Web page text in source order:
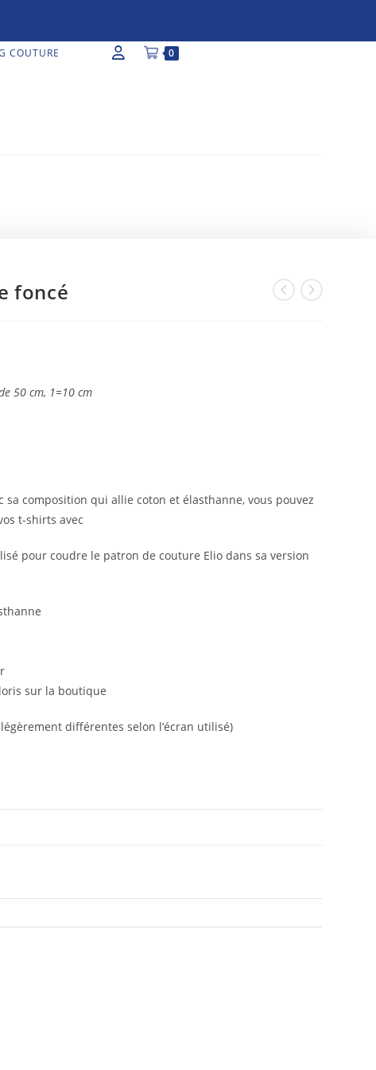
COUTURE 0
foncé
50 cm, 1=10 cm
composition qui allie coton et élasthanne, vous pouvez
t-shirts avec
pour coudre le patron de couture Elio dans sa version
sur la boutique
différentes selon l’écran utilisé)